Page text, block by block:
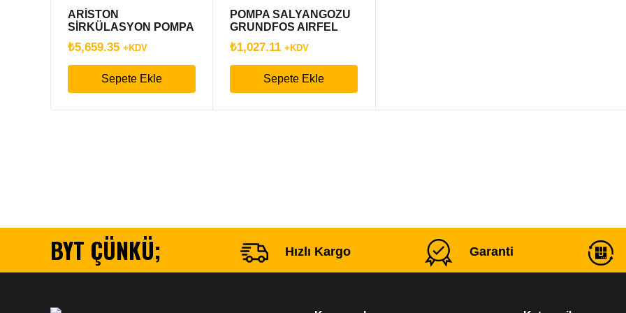
ARİSTON
SİRKÜLASYON POMPA
WILO FREKANS
ARISTON EGIS 1
₺5,659.35 +KDV
Sepete Ekle
POMPA SALYANGOZU
GRUNDFOS AIRFEL
₺1,027.11 +KDV
Sepete Ekle
BYT ÇÜNKÜ; Hızlı Kargo Garanti